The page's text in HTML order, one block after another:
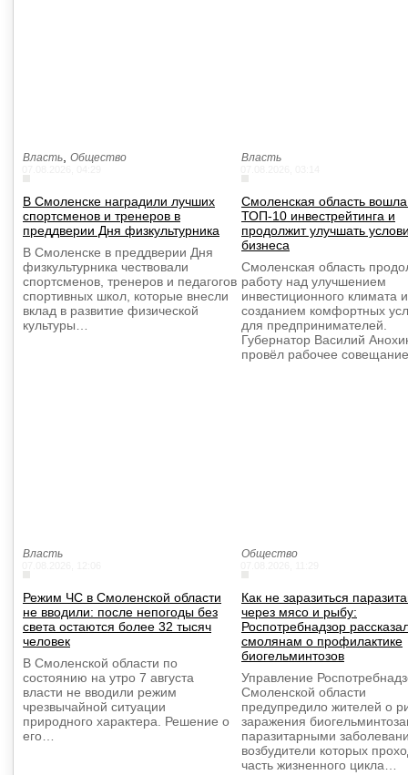
Власть Общество
В Смоленске наградили лучших
спортсменов и тренеров в
преддверии Дня физкультурника
В Смоленске в преддверии Дня
физкультурника чествовали
спортсменов, тренеров и педагогов
спортивных школ, которые внесли
вклад в развитие физической
культуры…
Власть
Смоленская область
ТОП-10 инвестрейтинга и
продолжит улучшать
бизнеса
Смоленская область
работу над улучшением
инвестиционного климата и
созданием комфортных
для предпринимателей.
Губернатор Василий
провёл рабочее
Власть
Режим ЧС в Смоленской области
не вводили: после непогоды без
света остаются более 32 тысяч
человек
В Смоленской области по
состоянию на утро 7 августа
власти не вводили режим
чрезвычайной ситуации
природного характера. Решение о
его…
Общество
Как не заразиться
через мясо и рыбу:
Роспотребнадзор
смолянам о профилактике
биогельминтозов
Управление
Смоленской области
предупредило жителей о
заражения
паразитарными
возбудители которых
часть жизненного цикла…